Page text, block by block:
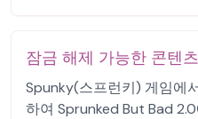
잠금 해제 가능한 콘텐츠
Spunky(스프런키) 게임에
하여 Sprunked But Bad